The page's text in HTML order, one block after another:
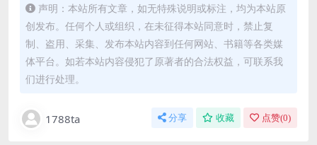
声明：本站所有文章，如无特殊说明或标注，均为本站原
创发布。任何个人或组织，在未征得本站同意时，禁止复
制、盗用、采集、发布本站内容到任何网站、书籍等各类媒
体平台。如若本站内容侵犯了原著者的合法权益，可联系我
们进行处理。
1788ta 分享 收藏 点赞(0)